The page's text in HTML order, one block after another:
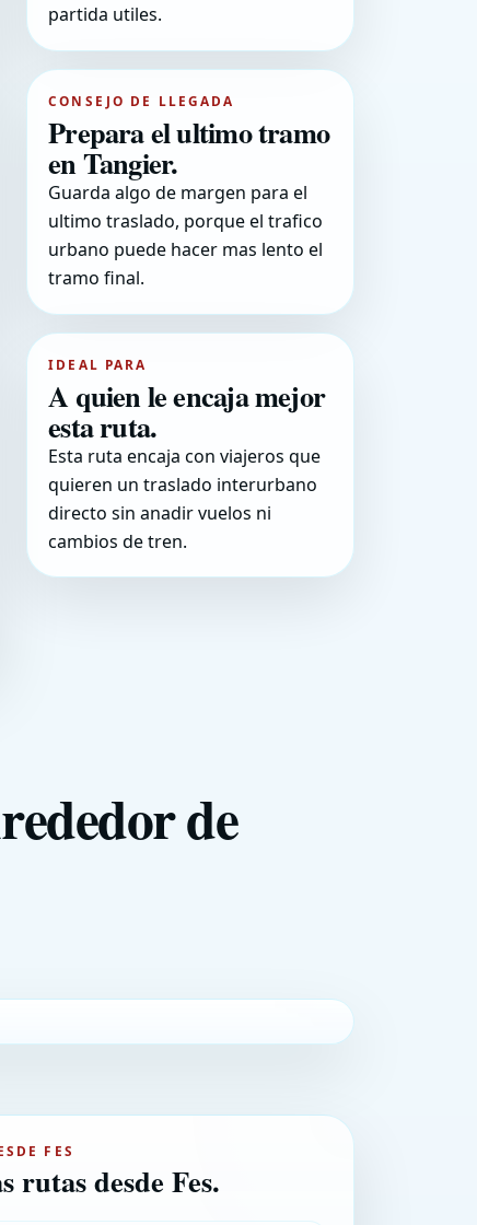
partida utiles.
CONSEJO DE LLEGADA
Prepara el ultimo tramo
en Tangier.
Guarda algo de margen para el
ultimo traslado, porque el trafico
urbano puede hacer mas lento el
tramo final.
IDEAL PARA
A quien le encaja mejor
esta ruta.
Esta ruta encaja con viajeros que
quieren un traslado interurbano
directo sin anadir vuelos ni
cambios de tren.
de
FES
rutas desde Fes.